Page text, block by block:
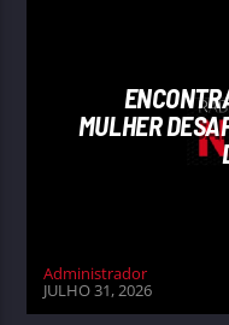
MULHER
Administrador
JULHO 31, 2026